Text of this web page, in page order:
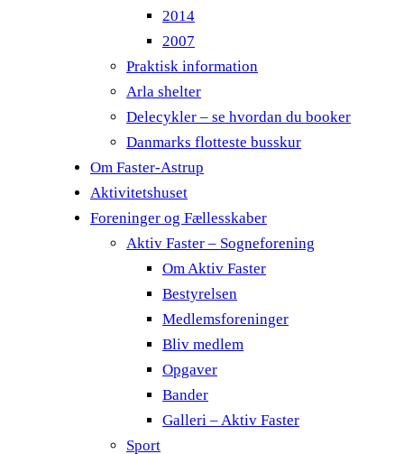
2014
2007
Praktisk information
Arla shelter
Delecykler – se hvordan du booker
Danmarks flotteste busskur
Om Faster-Astrup
Aktivitetshuset
Foreninger og Fællesskaber
Aktiv Faster – Sogneforening
Om Aktiv Faster
Bestyrelsen
Medlemsforeninger
Bliv medlem
Opgaver
Bander
Galleri – Aktiv Faster
Sport